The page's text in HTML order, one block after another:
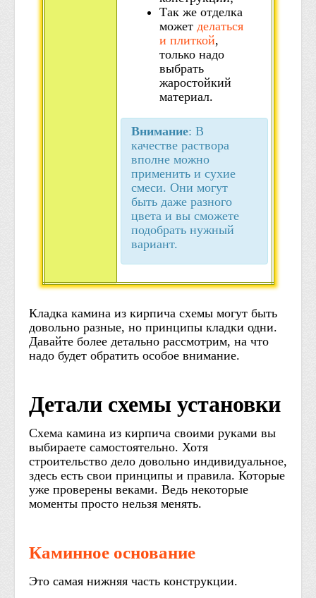
Так же отделка
может делаться
и плиткой,
только надо
выбрать
жаростойкий
материал.
Внимание: В
качестве раствора
вполне можно
применить и сухие
смеси. Они могут
быть даже разного
цвета и вы сможете
подобрать нужный
вариант.
Кладка камина из кирпича схемы могут быть
довольно разные, но принципы кладки одни.
Давайте более детально рассмотрим, на что
надо будет обратить особое внимание.
Детали схемы установки
Схема камина из кирпича своими руками вы
выбираете самостоятельно. Хотя
строительство дело довольно индивидуальное,
здесь есть свои принципы и правила. Которые
уже проверены веками. Ведь некоторые
моменты просто нельзя менять.
Каминное основание
Это самая нижняя часть конструкции.